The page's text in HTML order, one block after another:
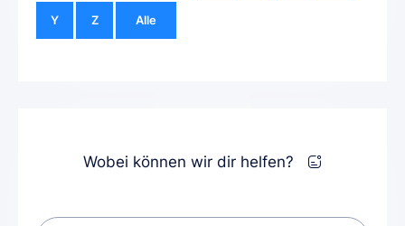
Y Z Alle
Wobei können wir dir helfen?